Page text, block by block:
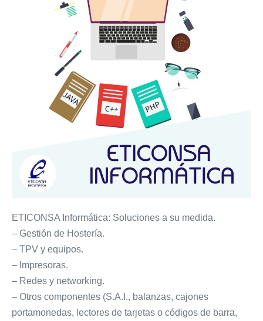
ETICONSA Informática: Soluciones a su medida.
– Gestión de Hostería.
– TPV y equipos.
– Impresoras.
– Redes y networking.
– Otros componentes (S.A.I., balanzas, cajones
portamonedas, lectores de tarjetas o códigos de barra,